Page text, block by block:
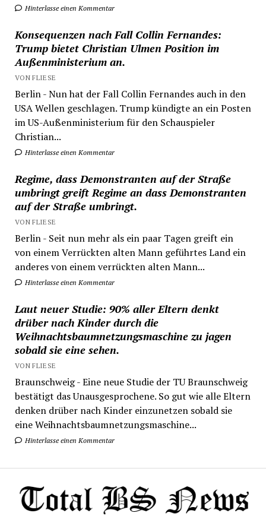
Hinterlasse einen Kommentar
Konsequenzen nach Fall Collin Fernandes:
Trump bietet Christian Ulmen Position im
Außenministerium an.
VON FLIESE
Berlin - Nun hat der Fall Collin Fernandes auch in den
USA Wellen geschlagen. Trump kündigte an ein Posten
im US-Außenministerium für den Schauspieler
Christian...
Hinterlasse einen Kommentar
Regime, dass Demonstranten auf der Straße
umbringt greift Regime an dass Demonstranten
auf der Straße umbringt.
VON FLIESE
Berlin - Seit nun mehr als ein paar Tagen greift ein
von einem Verrückten alten Mann geführtes Land ein
anderes von einem verrückten alten Mann...
Hinterlasse einen Kommentar
Laut neuer Studie: 90% aller Eltern denkt
drüber nach Kinder durch die
Weihnachtsbaumnetzungsmaschine zu jagen
sobald sie eine sehen.
VON FLIESE
Braunschweig - Eine neue Studie der TU Braunschweig
bestätigt das Unausgesprochene. So gut wie alle Eltern
denken drüber nach Kinder einzunetzen sobald sie
eine Weihnachtsbaumnetzungsmaschine...
Hinterlasse einen Kommentar